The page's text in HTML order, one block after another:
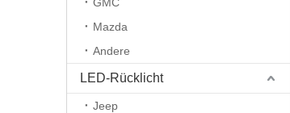
Mazda
Andere
LED-Rücklicht
Jeep